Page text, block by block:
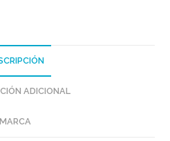
ADICIONAL
MARCA